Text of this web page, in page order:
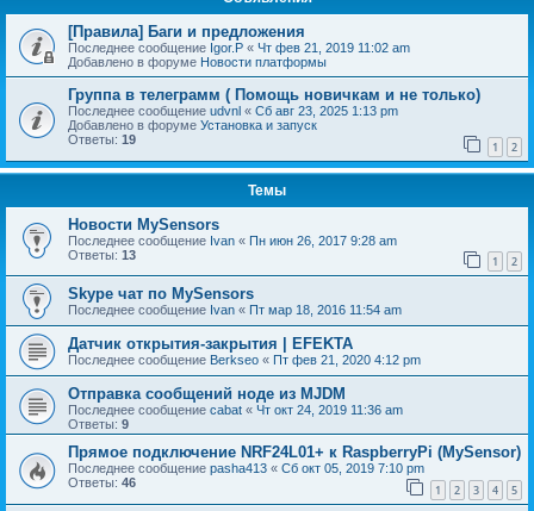
[Правила] Баги и предложения
Последнее сообщение Igor.P « Чт фев 21, 2019 11:02 am
Добавлено в форуме Новости платформы
Группа в телеграмм ( Помощь новичкам и не только)
Последнее сообщение udvnl « Сб авг 23, 2025 1:13 pm
Добавлено в форуме Установка и запуск
Ответы: 19 1 2
Темы
Новости MySensors
Последнее сообщение Ivan « Пн июн 26, 2017 9:28 am
Ответы: 13 1 2
Skype чат по MySensors
Последнее сообщение Ivan « Пт мар 18, 2016 11:54 am
Датчик открытия-закрытия | EFEKTA
Последнее сообщение Berkseo « Пт фев 21, 2020 4:12 pm
Отправка сообщений ноде из MJDM
Последнее сообщение cabat « Чт окт 24, 2019 11:36 am
Ответы: 9
Прямое подключение NRF24L01+ к RaspberryPi (MySensor)
Последнее сообщение pasha413 « Сб окт 05, 2019 7:10 pm
Ответы: 46 1 2 3 4 5